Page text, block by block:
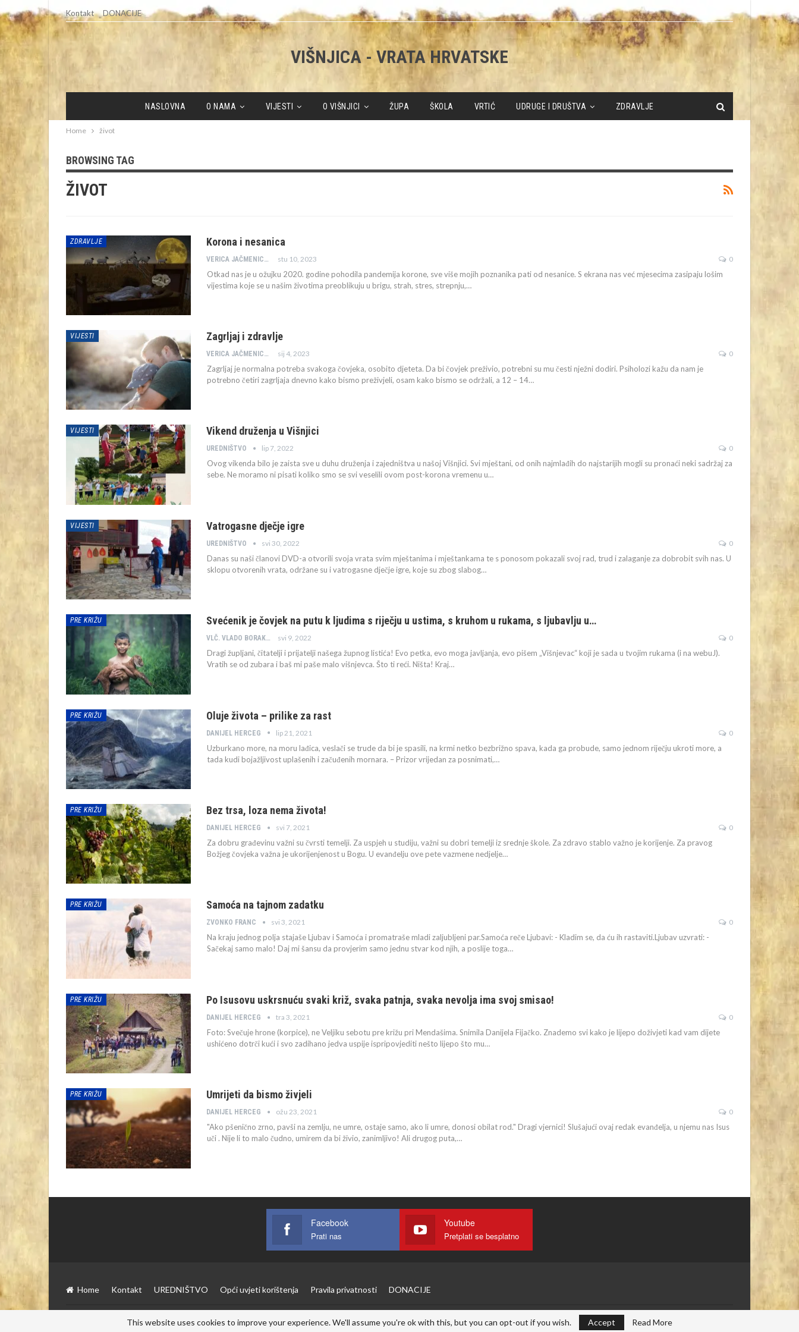
Kontakt DONACIJE
VIŠNJICA - VRATA HRVATSKE
NASLOVNA O NAMA VIJESTI O VIŠNJICI ŽUPA ŠKOLA VRTIĆ UDRUGE I DRUŠTVA ZDRAVLJE
Home život
BROWSING TAG
ŽIVOT
ZDRAVLJE Korona i nesanica
VERICA JAČMENICA JAZBEC stu 10, 2023 0
Otkad nas je u ožujku 2020. godine pohodila pandemija korone, sve više mojih poznanika pati od nesanice. S ekrana nas već mjesecima zasipaju lošim
vijestima koje se u našim životima preoblikuju u brigu, strah, stres, strepnju,…
VIJESTI Zagrljaj i zdravlje
VERICA JAČMENICA JAZBEC sij 4, 2023 0
Zagrljaj je normalna potreba svakoga čovjeka, osobito djeteta. Da bi čovjek preživio, potrebni su mu česti nježni dodiri. Psiholozi kažu da nam je
potrebno četiri zagrljaja dnevno kako bismo preživjeli, osam kako bismo se održali, a 12 – 14…
VIJESTI Vikend druženja u Višnjici
UREDNIŠTVO lip 7, 2022 0
Ovog vikenda bilo je zaista sve u duhu druženja i zajedništva u našoj Višnjici. Svi mještani, od onih najmlađih do najstarijih mogli su pronaći neki sadržaj za
sebe. Ne moramo ni pisati koliko smo se svi veselili ovom post-korona vremenu u…
VIJESTI Vatrogasne dječje igre
UREDNIŠTVO svi 30, 2022 0
Danas su naši članovi DVD-a otvorili svoja vrata svim mještanima i mještankama te s ponosom pokazali svoj rad, trud i zalaganje za dobrobit svih nas. U
sklopu otvorenih vrata, održane su i vatrogasne dječje igre, koje su zbog slabog…
PRE KRIŽU Svećenik je čovjek na putu k ljudima s riječju u ustima, s kruhom u rukama, s ljubavlju u…
VLČ. VLADO BORAK svi 9, 2022 0
Dragi župljani, čitatelji i prijatelji našega župnog listića! Evo petka, evo moga javljanja, evo pišem „Višnjevac“ koji je sada u tvojim rukama (i na webuJ).
Vratih se od zubara i baš mi paše malo višnjevca. Što ti reći. Ništa! Kraj…
PRE KRIŽU Oluje života – prilike za rast
DANIJEL HERCEG lip 21, 2021 0
Uzburkano more, na moru lađica, veslači se trude da bi je spasili, na krmi netko bezbrižno spava, kada ga probude, samo jednom riječju ukroti more, a
tada kudi bojažljivost uplašenih i začuđenih mornara. – Prizor vrijedan za posnimati,…
PRE KRIŽU Bez trsa, loza nema života!
DANIJEL HERCEG svi 7, 2021 0
Za dobru građevinu važni su čvrsti temelji. Za uspjeh u studiju, važni su dobri temelji iz srednje škole. Za zdravo stablo važno je korijenje. Za pravog
Božjeg čovjeka važna je ukorijenjenost u Bogu. U evanđelju ove pete vazmene nedjelje…
PRE KRIŽU Samoća na tajnom zadatku
ZVONKO FRANC svi 3, 2021 0
Na kraju jednog polja stajaše Ljubav i Samoća i promatraše mladi zaljubljeni par.Samoća reče Ljubavi: - Kladim se, da ću ih rastaviti.Ljubav uzvrati: -
Sačekaj samo malo! Daj mi šansu da provjerim samo jednu stvar kod njih, a poslije toga…
PRE KRIŽU Po Isusovu uskrsnuću svaki križ, svaka patnja, svaka nevolja ima svoj smisao!
DANIJEL HERCEG tra 3, 2021 0
Foto: Svečuje hrone (korpice), ne Veljiku sebotu pre križu pri Mendašima. Snimila Danijela Fijačko. Znademo svi kako je lijepo doživjeti kad vam dijete
ushićeno dotrči kući i svo zadihano jedva uspije ispripovjediti nešto lijepo što mu…
PRE KRIŽU Umrijeti da bismo živjeli
DANIJEL HERCEG ožu 23, 2021 0
"Ako pšenično zrno, pavši na zemlju, ne umre, ostaje samo, ako li umre, donosi obilat rod." Dragi vjernici! Slušajući ovaj redak evanđelja, u njemu nas Isus
uči . Nije li to malo čudno, umirem da bi živio, zanimljivo! Ali drugog puta,…
Facebook
Prati nas
Youtube
Pretplati se besplatno
Home Kontakt UREDNIŠTVO Opći uvjeti korištenja Pravila privatnosti DONACIJE
This website uses cookies to improve your experience. We'll assume you're ok with this, but you can opt-out if you wish. Accept Read More